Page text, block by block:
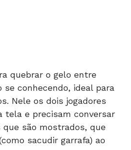
quebrar o gelo entre
se conhecendo, ideal para
Nele os dois jogadores
tela e precisam conversar
são mostrados, que
sacudir garrafa) ao